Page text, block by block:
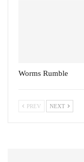
Worms Rumble
PREV NEXT